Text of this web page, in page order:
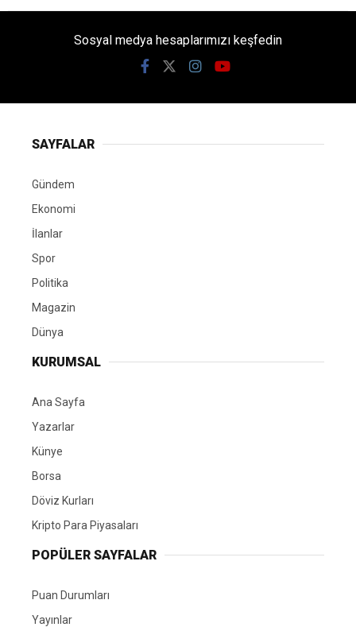
Sosyal medya hesaplarımızı keşfedin
SAYFALAR
Gündem
Ekonomi
İlanlar
Spor
Politika
Magazin
Dünya
KURUMSAL
Ana Sayfa
Yazarlar
Künye
Borsa
Döviz Kurları
Kripto Para Piyasaları
POPÜLER SAYFALAR
Puan Durumları
Yayınlar